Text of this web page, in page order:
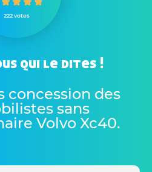
222 votes
qui le dites !
concession des
sans
Volvo Xc40.